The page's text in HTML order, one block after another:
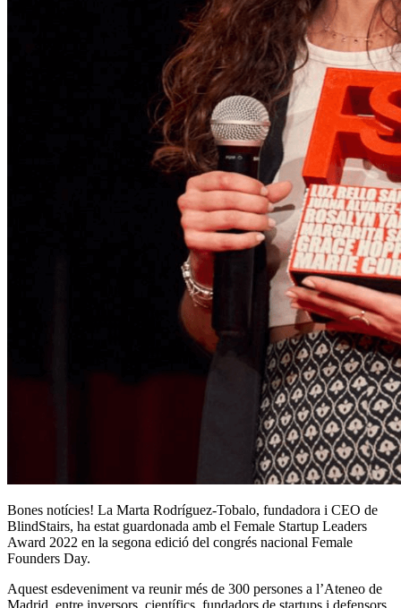
Bones notícies! La Marta Rodríguez-Tobalo, fundadora i CEO de
BlindStairs, ha estat guardonada amb el Female Startup Leaders
Award 2022 en la segona edició del congrés nacional Female
Founders Day.
Aquest esdeveniment va reunir més de 300 persones a l’Ateneo de
Madrid, entre inversors, científics, fundadors de startups i defensors